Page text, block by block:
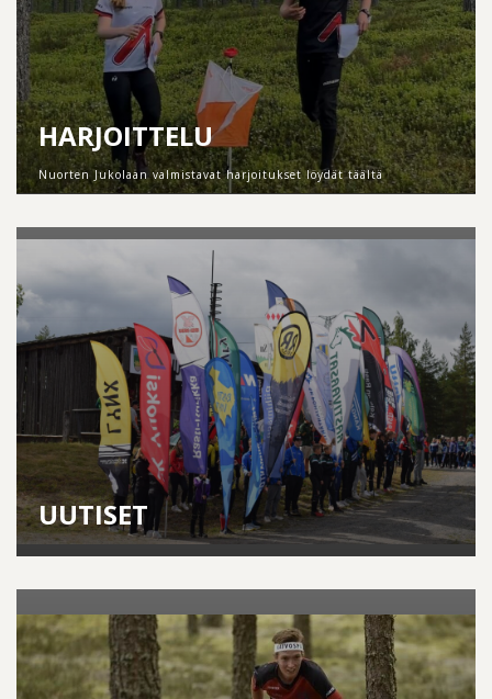
HARJOITTELU
Nuorten Jukolaan valmistavat harjoitukset löydät täältä
UUTISET